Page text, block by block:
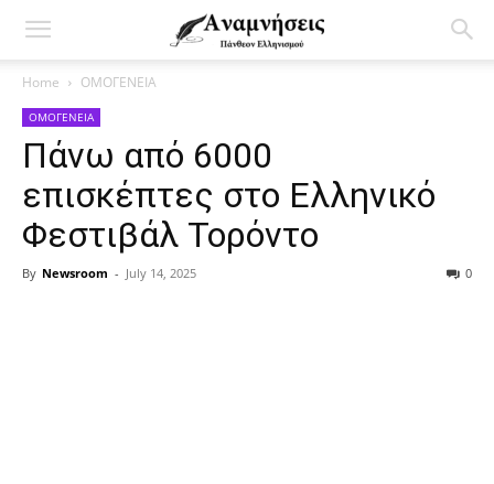
Home ΟΜΟΓΕΝΕΙΑ
ΟΜΟΓΕΝΕΙΑ
Πάνω από 6000
επισκέπτες στο Ελληνικό
Φεστιβάλ Τορόντο
By Newsroom - July 14, 2025 0